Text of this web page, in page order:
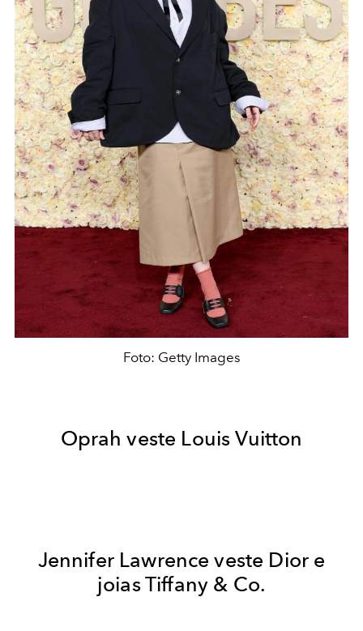
Foto: Getty Images
Oprah veste Louis Vuitton
Jennifer Lawrence veste Dior e
joias Tiffany & Co.